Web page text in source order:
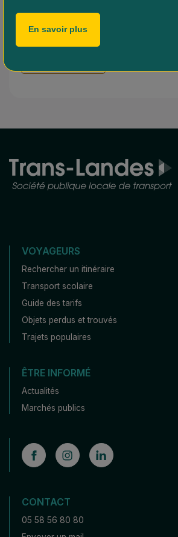
VOYAGEURS
Rechercher un itinéraire
Transport scolaire
Guide des tarifs
Objets perdus et trouvés
Trajets populaires
ÊTRE INFORMÉ
Actualités
Marchés publics
CONTACT
05 58 56 80 80
En savoir plus